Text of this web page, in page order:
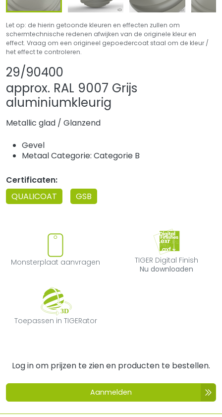
Let op: de hierin getoonde kleuren en effecten zullen om
schermtechnische redenen afwijken van de originele kleur en
effect. Vraag om een origineel gepoedercoat staal om de kleur /
het effect te controleren.
29/90400
approx. RAL 9007 Grijs
aluminiumkleurig
Metallic glad / Glanzend
Gevel
Metaal Categorie: Categorie B
Certificaten:
QUALICOAT
GSB
Monsterplaat aanvragen
Monsterplaat aanvragen
TIGER Digital
TIGER Digital Finish
Nu downloaden
Toepassen in TIGERator
Toepassen in TIGERator
Log in om prijzen te zien en producten te bestellen.
Aanmelden